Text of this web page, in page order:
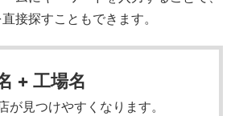
接探すこともできます。
+ 工場名
が見つけやすくなります。